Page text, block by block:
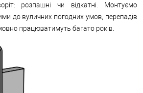
розпашні чи відкатні. Монтуємо
до вуличних погодних умов, перепадів
працюватимуть багато років.